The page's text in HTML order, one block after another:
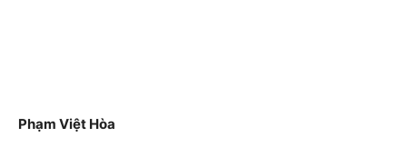
Phạm Việt Hòa